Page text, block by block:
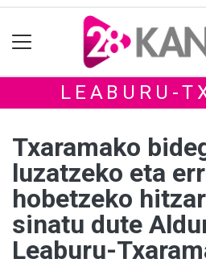
LEABURU-
Txaramako
luzatzeko eta
hobetzeko
sinatu dute
Leaburu-